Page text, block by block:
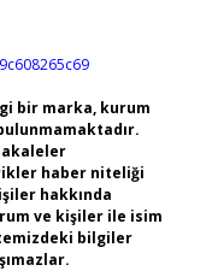
bir marka, kurum
haber niteliği
hakkında
ve kişiler ile isim
bilgiler